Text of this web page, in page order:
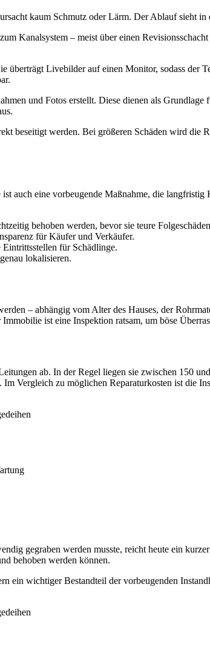
kaum Schmutz oder Lärm. Der Ablauf sieht in
Kanalsystem – meist über einen
überträgt Livebilder auf einen Monitor, sodass der
und Fotos erstellt. Diese dienen als
beseitigt werden. Bei größeren Schäden wird die
auch eine vorbeugende Maßnahme, die
behoben werden, bevor sie teure
für Käufer und Verkäufer.
für Schädlinge.
lokalisieren.
– abhängig vom Alter des Hauses, der
ist eine Inspektion ratsam, um böse
ab. In der Regel liegen sie zwischen 150
Vergleich zu möglichen Reparaturkosten ist die
gegraben werden musste, reicht heute ein
behoben werden können.
ein wichtiger Bestandteil der vorbeugenden